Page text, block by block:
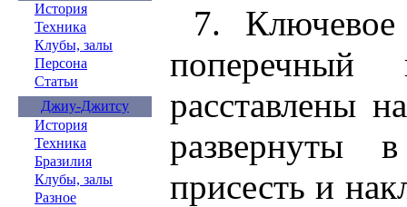
История
Техника
Клубы, залы
Персона
Статьи
Джиу-Джитсу
История
Техника
Бразилия
Клубы, залы
Разное
7. Ключевое
расставлены
развернуты
присесть и